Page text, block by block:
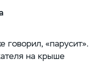
говорил, «парусит».
на крыше